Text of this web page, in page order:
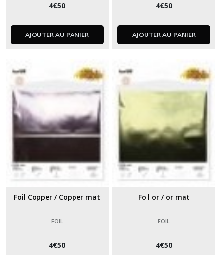
4€50
AJOUTER AU PANIER
4€50
AJOUTER AU PANIER
Foil Copper / Copper mat
FOIL
4€50
Foil or / or mat
FOIL
4€50